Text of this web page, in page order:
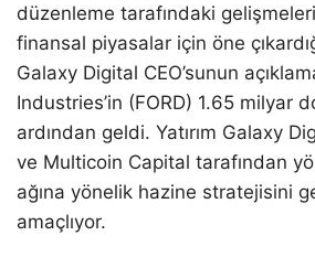
düzenleme tarafındaki
finansal piyasalar için öne
Galaxy Digital CEO’sunun
Industries’in (FORD) 1.65 milyar
ardından geldi. Yatırım Galaxy
ve Multicoin Capital tarafından
ağına yönelik hazine stratejisini
amaçlıyor.